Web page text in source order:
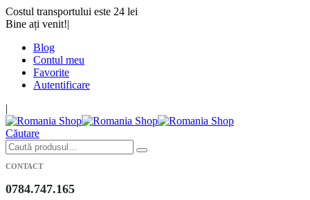
Costul transportului este 24 lei
Bine ați venit!|
Blog
Contul meu
Favorite
Autentificare
|
Căutare
CONTACT
0784.747.165